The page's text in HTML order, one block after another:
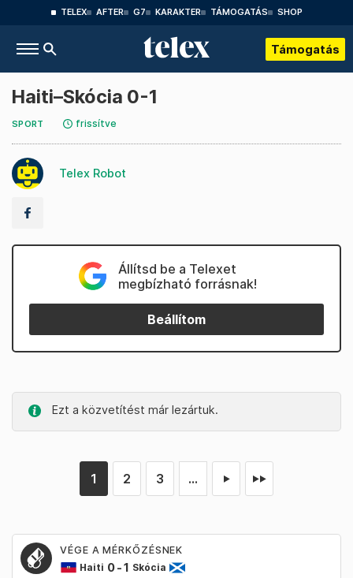
TELEX AFTER G7 KARAKTER TÁMOGATÁS SHOP
Támogatás
Haiti–Skócia 0-1
SPORT frissítve
Telex Robot
Állítsd be a Telexet
megbízható forrásnak!
Beállítom
Ezt a közvetítést már lezártuk.
1 2 3 ... ► ►►
VÉGE A MÉRKŐZÉSNEK
Haiti 0-1 Skócia